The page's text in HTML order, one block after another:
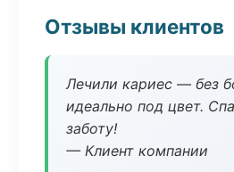
Отзывы клиентов
Лечили кариес — без
идеально под цвет.
заботу!
— Клиент компании